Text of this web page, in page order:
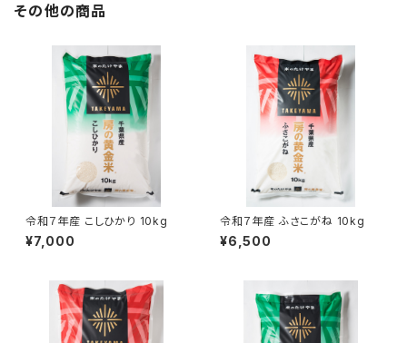
その他の商品
令和７年産 こしひかり 10kg
¥7,000
令和７年産 ふさこがね 10kg
¥6,500